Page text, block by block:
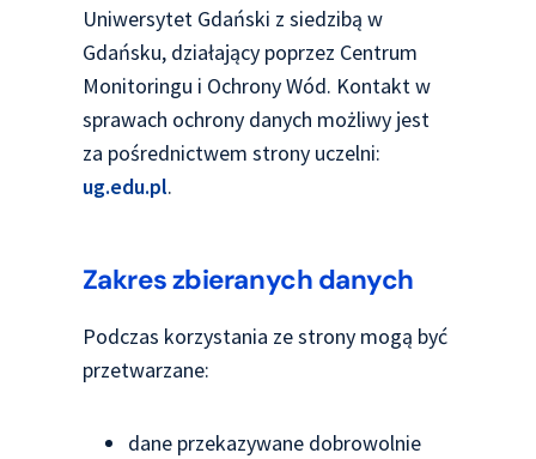
Uniwersytet Gdański z siedzibą w
Gdańsku, działający poprzez Centrum
Monitoringu i Ochrony Wód. Kontakt w
sprawach ochrony danych możliwy jest
za pośrednictwem strony uczelni:
ug.edu.pl.
Zakres zbieranych danych
Podczas korzystania ze strony mogą być
przetwarzane:
dane przekazywane dobrowolnie